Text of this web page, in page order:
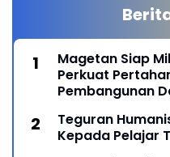
Magetan Siap
Perkuat
Pembangunan
Teguran
Kepada Pelajar